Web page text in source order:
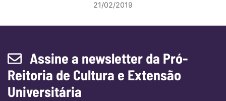
21/02/2019
Assine a newsletter da Pró-
Reitoria de Cultura e Extensão
Universitária